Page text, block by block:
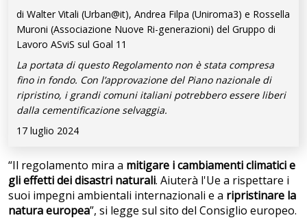
di Walter Vitali (Urban@it), Andrea Filpa (Uniroma3) e Rossella
Muroni (Associazione Nuove Ri-generazioni) del Gruppo di
Lavoro ASviS sul Goal 11
La portata di questo Regolamento non è stata compresa
fino in fondo. Con l’approvazione del Piano nazionale di
ripristino, i grandi comuni italiani potrebbero essere liberi
dalla cementificazione selvaggia.
17 luglio 2024
“Il regolamento mira a mitigare i cambiamenti climatici e
gli effetti dei disastri naturali. Aiuterà l'Ue a rispettare i
suoi impegni ambientali internazionali e a ripristinare la
natura europea”, si legge sul sito del Consiglio europeo.